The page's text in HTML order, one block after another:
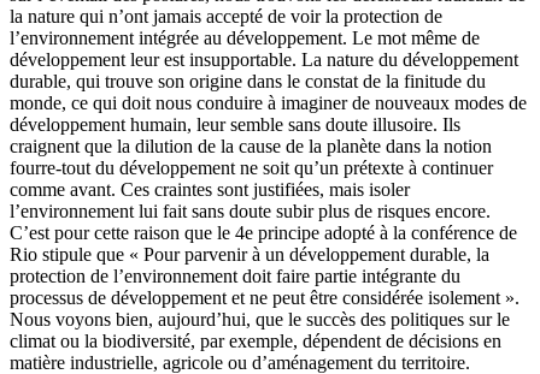
la nature qui n’ont jamais accepté de voir la protection de
l’environnement intégrée au développement. Le mot même de
développement leur est insupportable. La nature du développement
durable, qui trouve son origine dans le constat de la finitude du
monde, ce qui doit nous conduire à imaginer de nouveaux modes de
développement humain, leur semble sans doute illusoire. Ils
craignent que la dilution de la cause de la planète dans la notion
fourre-tout du développement ne soit qu’un prétexte à continuer
comme avant. Ces craintes sont justifiées, mais isoler
l’environnement lui fait sans doute subir plus de risques encore.
C’est pour cette raison que le 4e principe adopté à la conférence de
Rio stipule que « Pour parvenir à un développement durable, la
protection de l’environnement doit faire partie intégrante du
processus de développement et ne peut être considérée isolement ».
Nous voyons bien, aujourd’hui, que le succès des politiques sur le
climat ou la biodiversité, par exemple, dépendent de décisions en
matière industrielle, agricole ou d’aménagement du territoire.